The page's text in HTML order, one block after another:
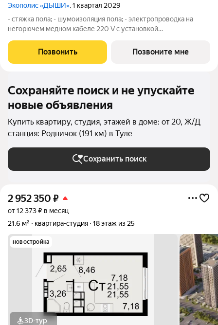
Экополис «ДЫШИ», 1 квартал 2029
- стяжка пола; - шумоизоляция пола; - электропроводка на
негорючем медном кабеле 220 V с установкой
лестничной площадке и распределительного щита в квартире,
с разводкой по квартире с установкой
Позвонить Позвоните мне
Сохраняйте поиск и не упускайте
новые объявления
Купить квартиру, студия, этажей в доме: от 20, Ж/Д
станция: Родничок (191 км) в Туле
Сохранить поиск
2 952 350 ₽
от 12 373 ₽ в месяц
21,6 м²
квартира-студия 18 этаж из 25
новостройка
3D-тур